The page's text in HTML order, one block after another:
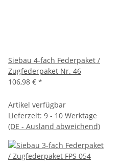
Siebau 4-fach Federpaket /
Zugfederpaket Nr. 46
106,98 € *
Artikel verfügbar
Lieferzeit: 9 - 10 Werktage
(DE - Ausland abweichend)